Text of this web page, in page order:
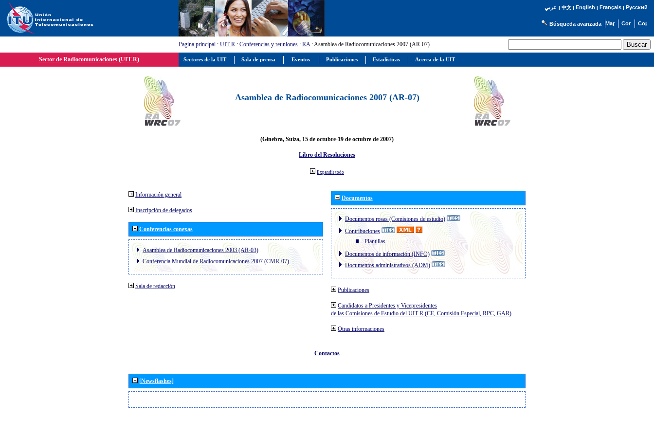
عربي | 中文| English | Français| Русский
Búsqueda avanzada
Pagína principal : UIT-R : Conferencias y reuniones : RA: Asamblea de Radiocomunicaciones 2007 (AR-07)
Sector de Radiocomunicaciones (UIT-R)
Asamblea de Radiocomunicaciones 2007 (AR-07)
(Ginebra, Suiza, 15 de octubre-19 de octubre de 2007)
Libro del Resoluciones
Expandir todo
Información general
Inscripción de delegados
Conferencias conexas
Asamblea de Radiocomunicaciones 2003 (AR-03)
Conferencia Mundial de Radiocomunicaciones 2007 (CMR-07)
Sala de redacción
Documentos
Documentos rosas (Comisiones de estudio)
Contribuciones
Plantillas
Documentos de información (INFO)
Documentos administrativos (ADM)
Publicaciones
Candidatos a Presidentes y Vicepresidentes
de las Comisiones de Estudio del UIT R (CE, Comisión Especial, RPC, GAR)
Otras informaciones
Contactos
[Newsflashes]
Sectores de la UIT Sala de prensa Eventos Publicaciones Estadísticas Acerca de la UIT